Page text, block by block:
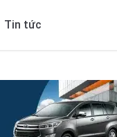
Tin tức